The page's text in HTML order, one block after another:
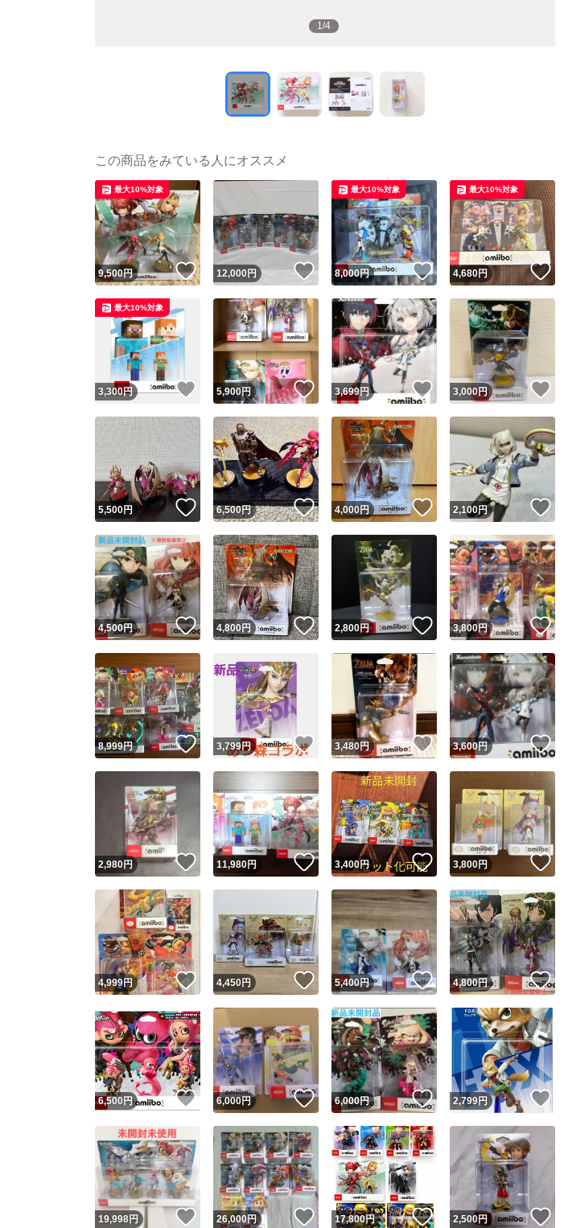
1/4
ユーザーの実績
Yahoo!フリマが定めた一定の基準を満たしたユー
安心取引出品者
安心取引出品者 Yahoo!フリマの基準をク
取引実績
取引実績◯+ このユーザーはYahoo!
他フリマ実績◯+ このユーザーは他フリマ
この商品の情報を
商品画像の無断転載は禁止されています
コピーは1商品につき1回 です
出品ページ
この商品をみている人にオススメ
9,500円 いいね！
最大10%対象
12,000 円 いいね！
8,000円 いいね！
最大10%対象
4,680円
最大10%対象
3,300円 いいね！
最大10%対象
5,900円 いいね！
3,699円 いいね！
3,000円
5,500円 いいね！
6,500円 いいね！
4,000円 いいね！
2,100円
4,500円 いいね！
4,800円 いいね！
2,800円 いいね！
3,800円
8,999円 いいね！
3,799円 いいね！
3,480円 いいね！
3,600円
2,980円 いいね！
11,980円 いいね！
3,400円 いいね！
3,800円
4,999円 いいね！
4,450円 いいね！
5,400円 いいね！
4,800円
6,500 円 いいね！
6,000円 いいね！
6,000円 いいね！
2,799円
19,998円 いいね！
26,000円 いいね！
17,800円 いいね！
2,500円